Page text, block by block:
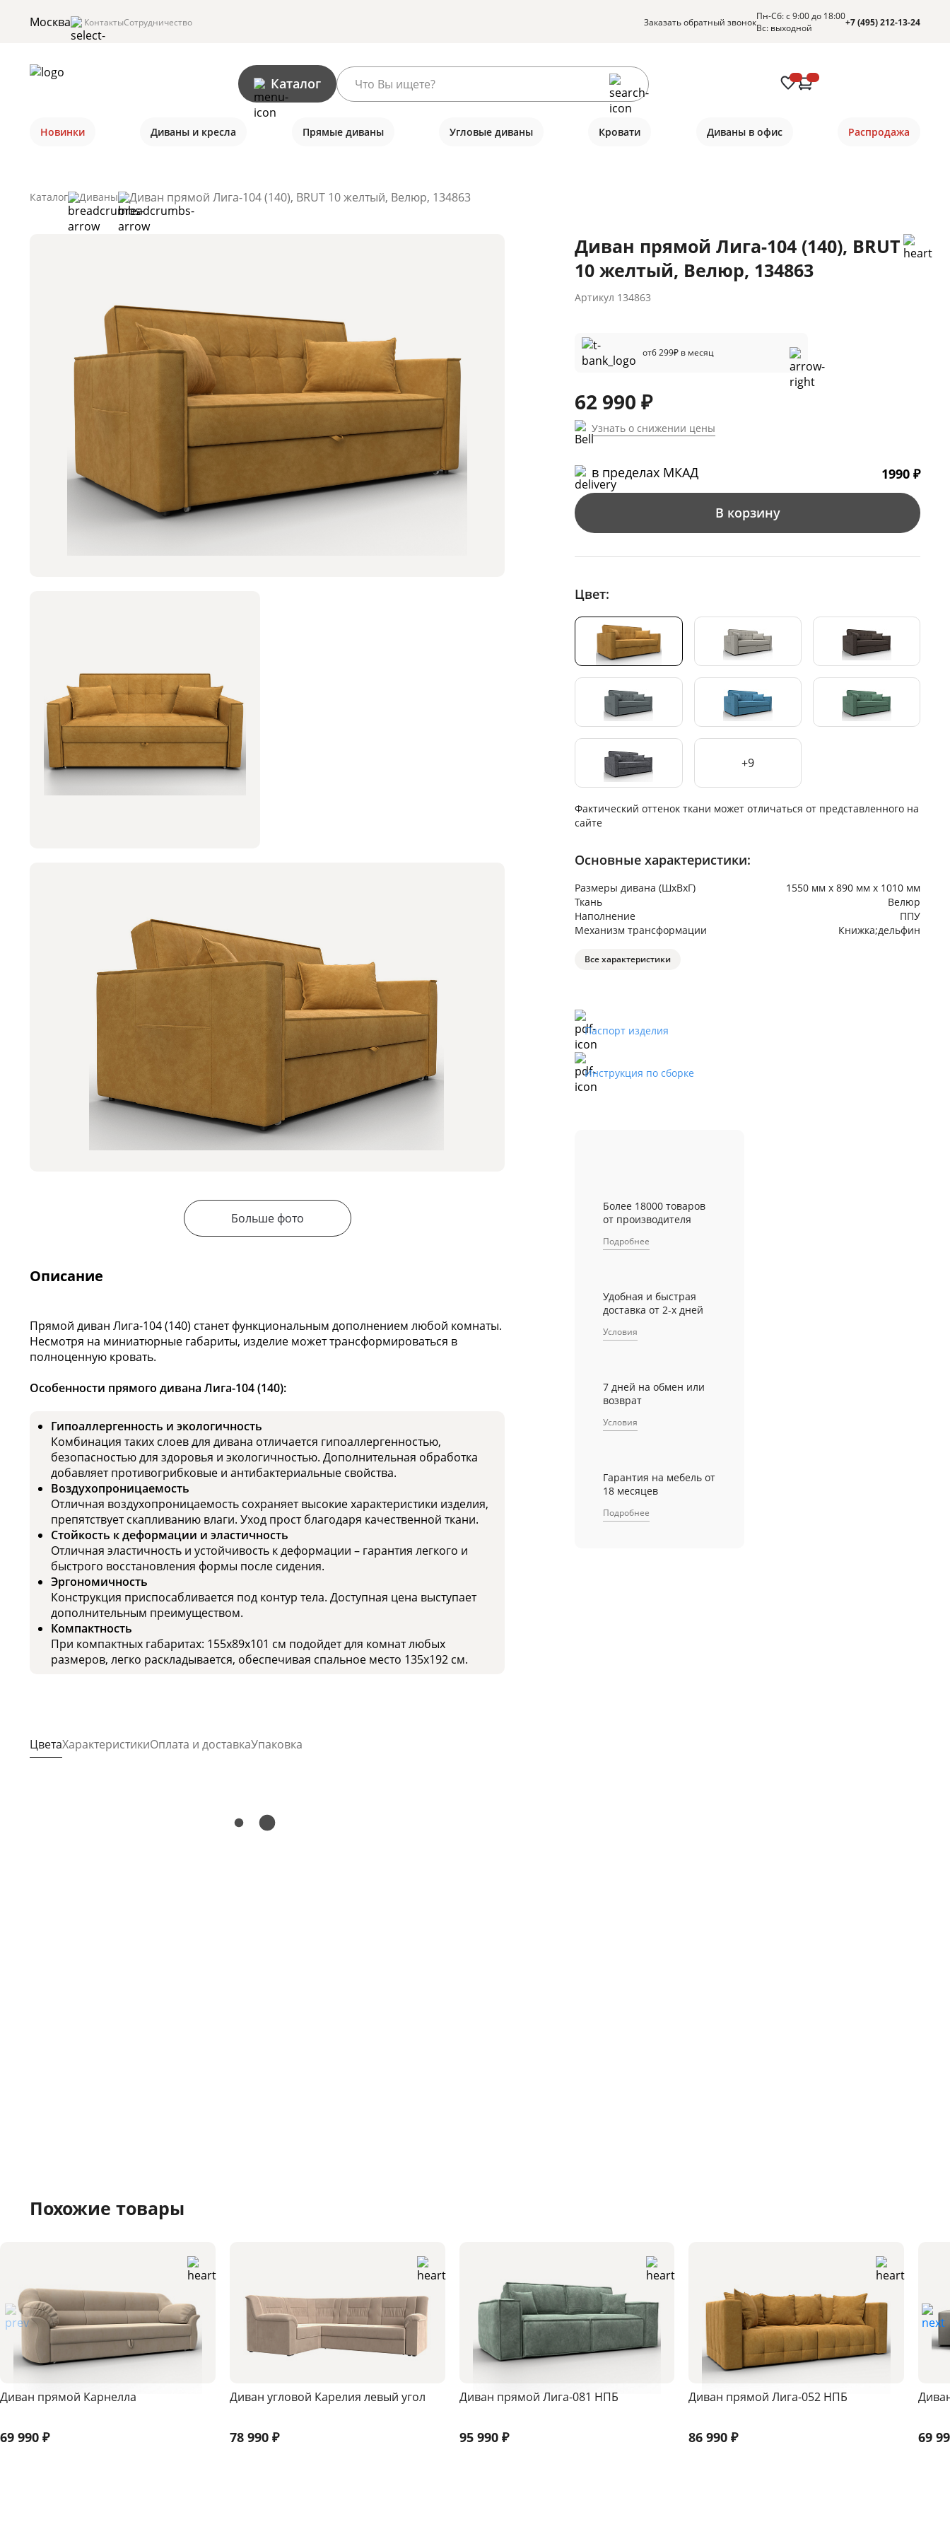
Москва КонтактыСотрудничество Заказать обратный звонокПн-Сб: с 9:00 до 18:00
Вс: выходной
+7 (495) 212-13-24
Каталог
Новинки Диваны и кресла Прямые диваны Угловые диваны Кровати Диваны в офис Распродажа
Каталог Диваны Диван прямой Лига-104 (140), BRUT 10 желтый, Велюр, 134863
Больше фото
Описание
Прямой диван Лига-104 (140) станет функциональным дополнением любой комнаты.
Несмотря на миниатюрные габариты, изделие может трансформироваться в
полноценную кровать.
Особенности прямого дивана Лига-104 (140):
Гипоаллергенность и экологичность
Комбинация таких слоев для дивана отличается гипоаллергенностью,
безопасностью для здоровья и экологичностью. Дополнительная обработка
добавляет противогрибковые и антибактериальные свойства.
Воздухопроницаемость
Отличная воздухопроницаемость сохраняет высокие характеристики изделия,
препятствует скапливанию влаги. Уход прост благодаря качественной ткани.
Стойкость к деформации и эластичность
Отличная эластичность и устойчивость к деформации – гарантия легкого и
быстрого восстановления формы после сидения.
Эргономичность
Конструкция приспосабливается под контур тела. Доступная цена выступает
дополнительным преимуществом.
Компактность
При компактных габаритах: 155х89х101 см подойдет для комнат любых
размеров, легко раскладывается, обеспечивая спальное место 135x192 см.
ЦветаХарактеристикиОплата и доставкаУпаковка
Диван прямой Лига-104 (140), BRUT
10 желтый, Велюр, 134863
Артикул 134863
от6 299₽ в месяц
62 990 ₽
Узнать о снижении цены
в пределах МКАД 1990 ₽
В корзину
Цвет:
+9
Фактический оттенок ткани может отличаться от представленного на
сайте
Основные характеристики:
Размеры дивана (ШхВхГ)
1550 мм х 890 мм х 1010 мм
Ткань
Велюр
Наполнение
ППУ
Механизм трансформации
Книжка;дельфин
Все характеристики
Паспорт изделия
Инструкция по сборке
Более 18000 товаров
от производителя
Подробнее
Удобная и быстрая
доставка от 2-х дней
Условия
7 дней на обмен или
возврат
Условия
Гарантия на мебель от
18 месяцев
Подробнее
Похожие товары
Диван прямой Карнелла
69 990 ₽
Диван угловой Карелия левый угол
78 990₽
Диван прямой Лига-081 НПБ
95 990₽
Диван прямой Лига-052 НПБ
86 990 ₽ 69